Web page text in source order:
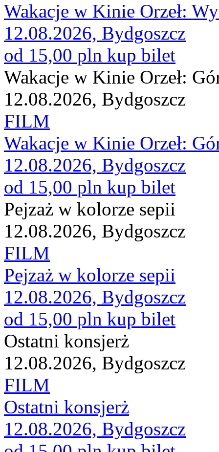
Wakacje w Kinie Orzeł:
12.08.2026, Bydgoszcz
od 15,00 pln kup bilet
Wakacje w Kinie Orzeł:
12.08.2026, Bydgoszcz
FILM
Wakacje w Kinie Orzeł:
12.08.2026, Bydgoszcz
od 15,00 pln kup bilet
Pejzaż w kolorze sepii
12.08.2026, Bydgoszcz
FILM
Pejzaż w kolorze sepii
12.08.2026, Bydgoszcz
od 15,00 pln kup bilet
Ostatni konsjerż
12.08.2026, Bydgoszcz
FILM
Ostatni konsjerż
12.08.2026, Bydgoszcz